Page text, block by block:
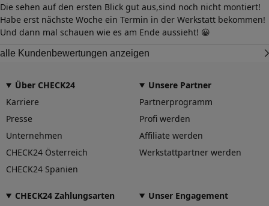
Die sehen auf den ersten Blick gut aus,sind noch nicht montiert!
Habe erst nächste Woche ein Termin in der Werkstatt bekommen!
Und dann mal schauen wie es am Ende aussieht! 😀
alle Kundenbewertungen anzeigen
Über CHECK24
Karriere
Presse
Unternehmen
CHECK24 Österreich
CHECK24 Spanien
Unsere Partner
Partnerprogramm
Profi werden
Affiliate werden
Werkstattpartner werden
CHECK24 Zahlungsarten
Unser Engagement